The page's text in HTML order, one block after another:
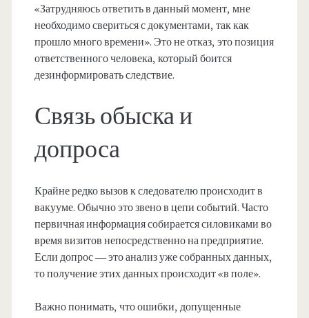
«Затрудняюсь ответить в данный момент, мне
необходимо свериться с документами, так как
прошло много времени». Это не отказ, это позиция
ответственного человека, который боится
дезинформировать следствие.
Связь обыска и
допроса
Крайне редко вызов к следователю происходит в
вакууме. Обычно это звено в цепи событий. Часто
первичная информация собирается силовиками во
время визитов непосредственно на предприятие.
Если допрос — это анализ уже собранных данных,
то получение этих данных происходит «в поле».
Важно понимать, что ошибки, допущенные